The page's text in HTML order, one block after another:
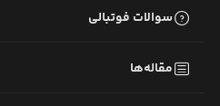
سوالات فوتبالی
مقاله‌ها